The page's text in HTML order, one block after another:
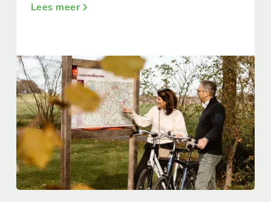
kunnen we voor elke doelgroep een
Lees meer